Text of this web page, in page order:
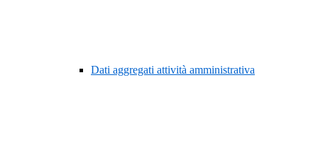
Dati aggregati attività amministrativa